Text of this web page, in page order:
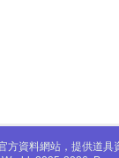
資料網站，提供道